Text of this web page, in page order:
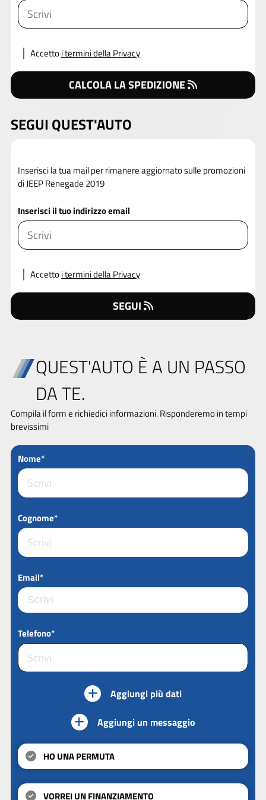
Accettoi termini della Privacy
CALCOLA LA SPEDIZIONE
SEGUI QUEST'AUTO
Inserisci la tua mail per rimanere aggiornato sulle promozioni
di JEEP Renegade 2019
Inserisci il tuo indirizzo email
Accettoi termini della Privacy
SEGUI
QUEST'AUTO È A UN PASSO
DA TE.
Compila il form e richiedici informazioni. Risponderemo in tempi
brevissimi
Nome*
Cognome*
Email*
Telefono*
Aggiungi più dati
Aggiungi un messaggio
HO UNA PERMUTA
VORREI UN FINANZIAMENTO